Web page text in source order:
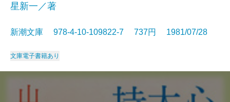
星新一／著
新潮文庫 978-4-10-109822-7 737円 1981/07/28
文庫電子書籍あり